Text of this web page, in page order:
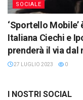
SOCIALE
‘Sportello
Italiana Ciechi e
prenderà il via dal
27 LUGLIO 2023 0
I NOSTRI SOCIAL